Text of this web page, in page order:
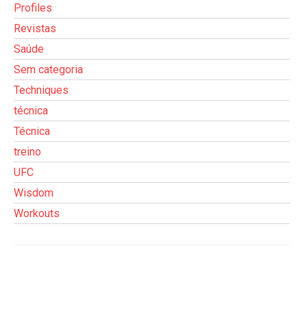
Profiles
Revistas
Saúde
Sem categoria
Techniques
técnica
Técnica
treino
UFC
Wisdom
Workouts